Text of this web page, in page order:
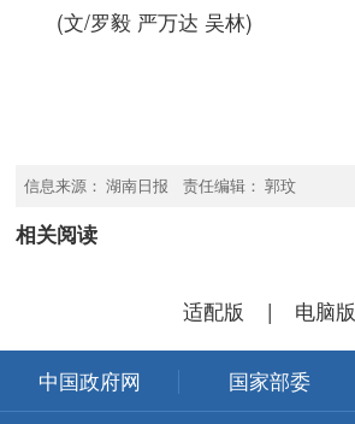
(文/罗毅 严万达 吴林)
信息来源： 湖南日报 责任编辑： 郭玟
相关阅读
适配版 | 电脑版
中国政府网 国家部委